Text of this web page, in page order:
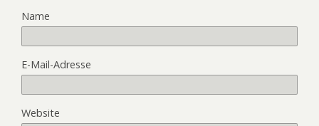
Name
E-Mail-Adresse
Website